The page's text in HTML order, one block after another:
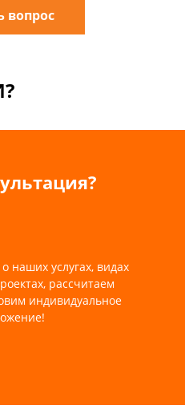
вопрос
наших услугах, видах
рассчитаем
индивидуальное